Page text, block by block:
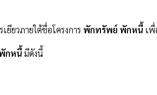
ยียวภายใต้ชื่อโครงการ พักทรัพย์ พักหนี้ เ
กหนี้ มีดังนี้